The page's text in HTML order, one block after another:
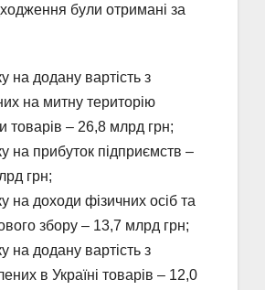
були отримані за
на додану вартість з
на митну територію
товарів – 26,8 млрд грн;
на прибуток підприємств –
грн;
на доходи фізичних осіб та
збору – 13,7 млрд грн;
на додану вартість з
в Україні товарів – 12,0